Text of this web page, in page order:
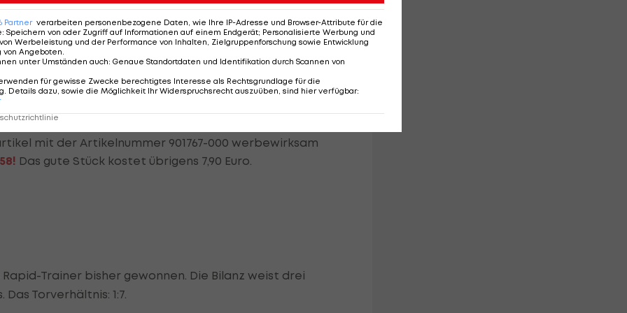
keine Partie endete bisher torlos und es gab noch
konnte als erster und einziger Verein in der aktuellen
noch punkten. Wir stellen uns dennoch die Frage:
manchmal Enten produzieren, wissen wir,
Manchmal sind aber auch Fußballer für Enten
Während eines Interviews mit Roman Kienast rückte
mit der Artikelnummer 901767-000 werbewirksam
Das gute Stück kostet übrigens 7,90 Euro.
Rapid-Trainer bisher gewonnen. Die Bilanz weist drei
Torverhältnis: 1:7.
Partner verarbeiten personenbezogene Daten, wie Ihre IP-Adresse und Browser-Attribute für die
: Speichern von oder Zugriff auf Informationen auf einem Endgerät; Personalisierte Werbung und
Werbeleistung und der Performance von Inhalten, Zielgruppenforschung sowie Entwicklung
von Angeboten.
unter Umständen auch: Genaue Standortdaten und Identifikation durch Scannen von
für gewisse Zwecke berechtigtes Interesse als Rechtsgrundlage für die
Details dazu, sowie die Möglichkeit Ihr Widerspruchsrecht auszuüben, sind hier verfügbar: